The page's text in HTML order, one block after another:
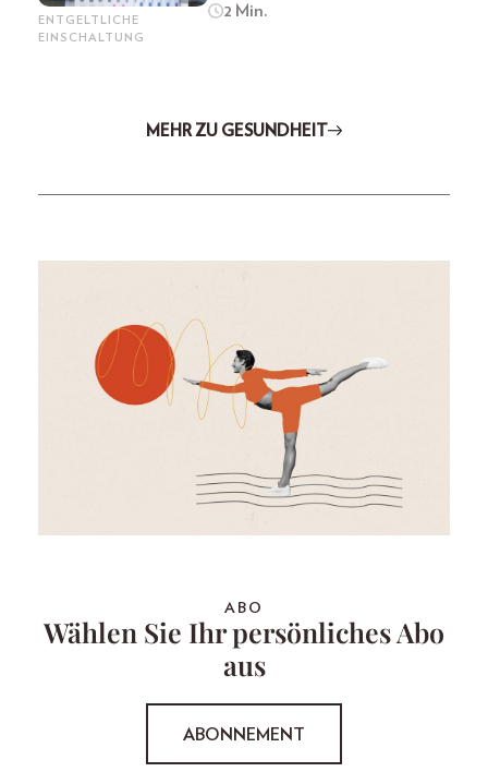
ENTGELTLICHE
EINSCHALTUNG
2 Min.
MEHR ZU GESUNDHEIT
ABO
Wählen Sie Ihr persönliches Abo
aus
ABONNEMENT